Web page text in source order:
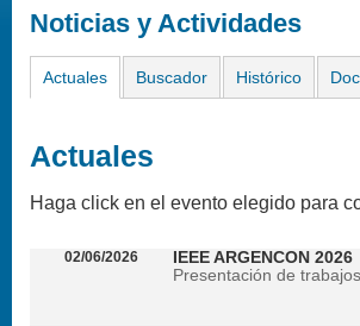
Noticias y Actividades
Actuales Buscador Histórico
Actuales
Haga click en el evento elegido para
02/06/2026
IEEE ARGENCON 2026
Presentación de